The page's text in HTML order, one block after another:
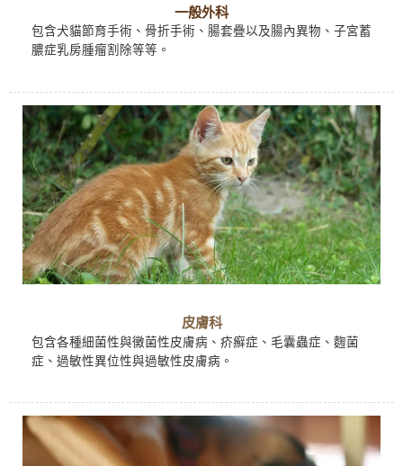
一般外科
包含犬貓節育手術、骨折手術、腸套疊以及腸內異物、子宮蓄
膿症乳房腫瘤割除等等。
皮膚科
包含各種細菌性與黴菌性皮膚病、疥癬症、毛囊蟲症、麴菌
症、過敏性異位性與過敏性皮膚病。